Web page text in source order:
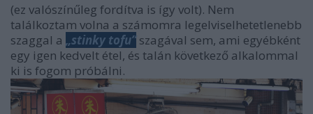
(ez valószínűleg fordítva is így volt). Nem
találkoztam volna a számomra legelviselhetetlenebb
szaggal a „stinky tofu”szagával sem, ami egyébként
egy igen kedvelt étel, és talán következő alkalommal
ki is fogom próbálni.